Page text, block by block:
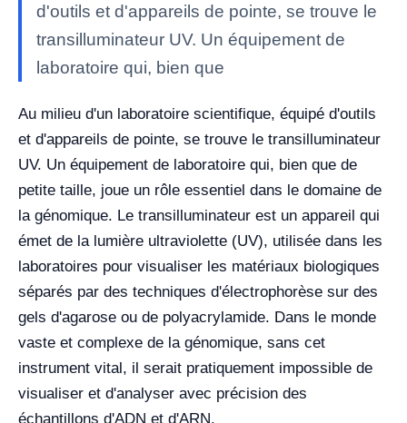
d'outils et d'appareils de pointe, se trouve le
transilluminateur UV. Un équipement de
laboratoire qui, bien que
Au milieu d'un laboratoire scientifique, équipé d'outils
et d'appareils de pointe, se trouve le transilluminateur
UV. Un équipement de laboratoire qui, bien que de
petite taille, joue un rôle essentiel dans le domaine de
la génomique. Le transilluminateur est un appareil qui
émet de la lumière ultraviolette (UV), utilisée dans les
laboratoires pour visualiser les matériaux biologiques
séparés par des techniques d'électrophorèse sur des
gels d'agarose ou de polyacrylamide. Dans le monde
vaste et complexe de la génomique, sans cet
instrument vital, il serait pratiquement impossible de
visualiser et d'analyser avec précision des
échantillons d'ADN et d'ARN.